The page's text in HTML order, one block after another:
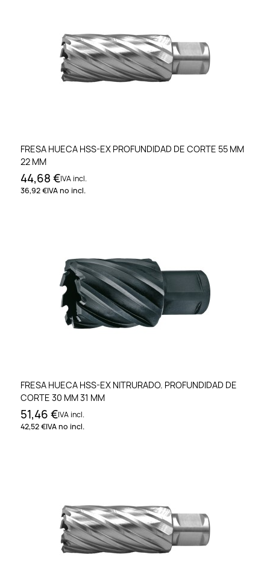
FRESA HUECA HSS-EX PROFUNDIDAD DE CORTE 55 MM
22 MM
44,68 €IVA incl.
36,92 €IVA no incl.
FRESA HUECA HSS-EX NITRURADO. PROFUNDIDAD DE
CORTE 30 MM 31 MM
51,46 €IVA incl.
42,52 €IVA no incl.